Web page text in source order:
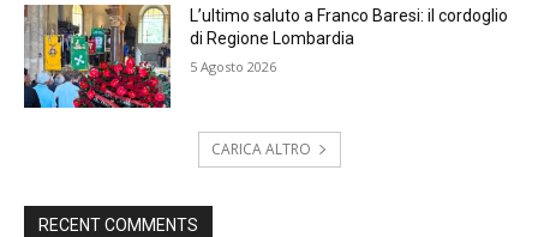
L’ultimo saluto a Franco Baresi: il cordoglio
di Regione Lombardia
5 Agosto 2026
CARICA ALTRO
RECENT COMMENTS